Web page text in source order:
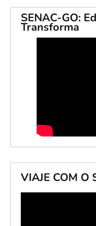
SENAC-GO:
Transforma
VIAJE COM O